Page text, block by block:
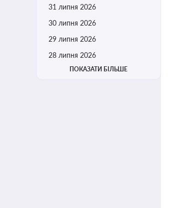
31 липня 2026
30 липня 2026
29 липня 2026
28 липня 2026
ПОКАЗАТИ БІЛЬШЕ